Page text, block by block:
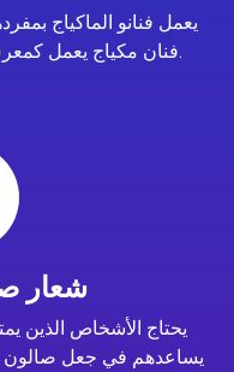
يعمل فنانو الماكياج
فنان مكياج يعمل كمعرف ويتيح للأشخاص معرفة عملهم.
شعار
يحتاج الأشخاص الذين
يساعدهم في جعل صالون